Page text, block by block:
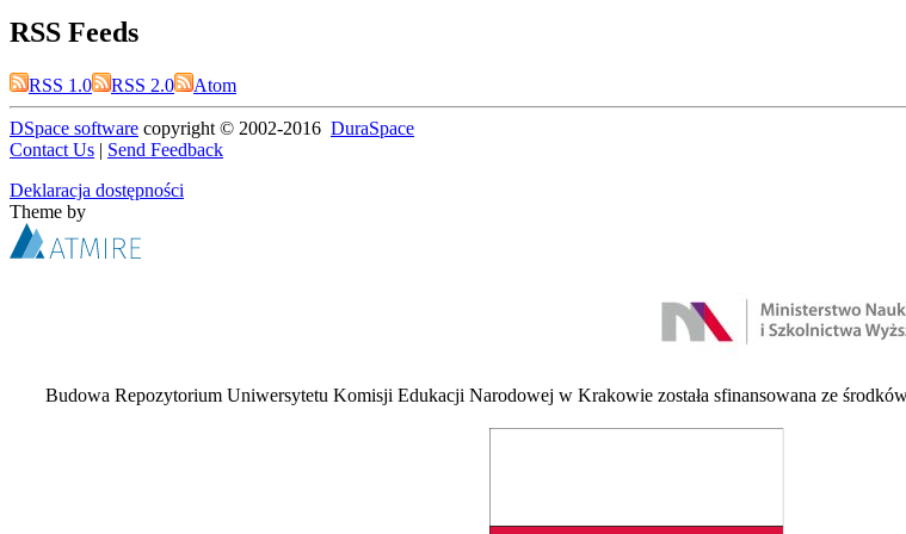
RSS Feeds
RSS 1.0 RSS 2.0 Atom
DSpace software copyright © 2002-2016 DuraSpace
Contact Us | Send Feedback
Deklaracja dostępności
Theme by
Budowa Repozytorium Uniwersytetu Komisji Edukacji Narodowej w Krakowie została sfinansowana ze